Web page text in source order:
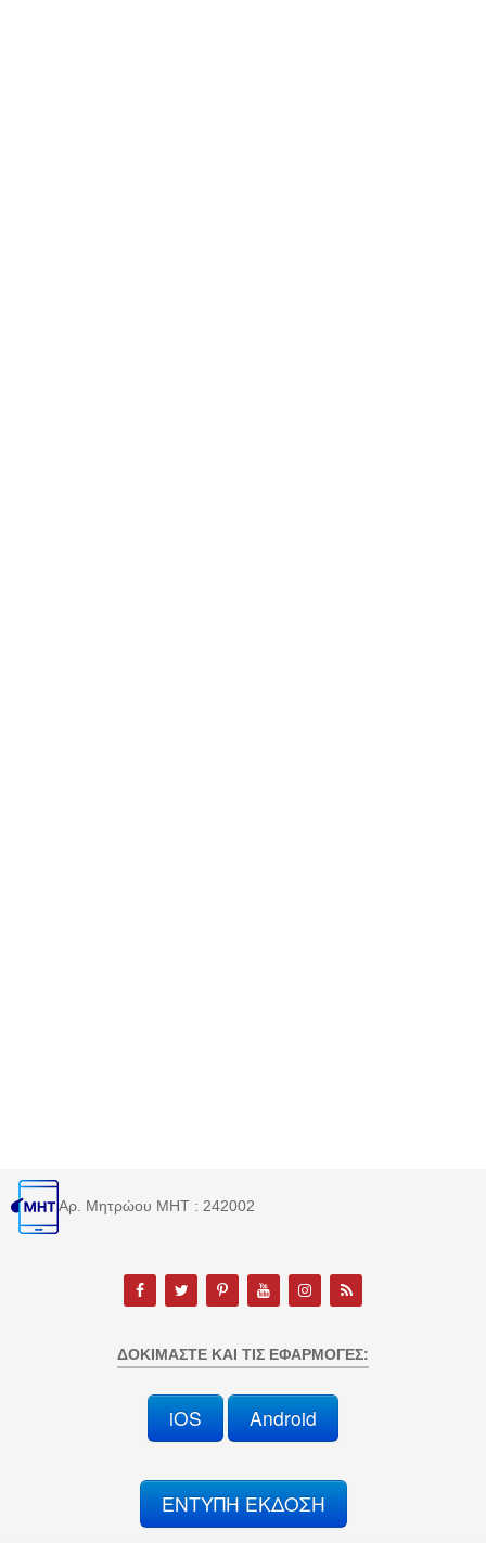
Αρ. Μητρώου MHT : 242002
ΔΟΚΙΜΆΣΤΕ ΚΑΙ ΤΙΣ ΕΦΑΡΜΟΓΈΣ:
iOS Android
ΕΝΤΥΠΗ ΕΚΔΟΣΗ